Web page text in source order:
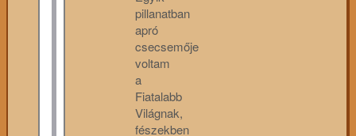
pillanatban
apró
csecsemője
voltam
a
Fiatalabb
Világnak,
fészekben